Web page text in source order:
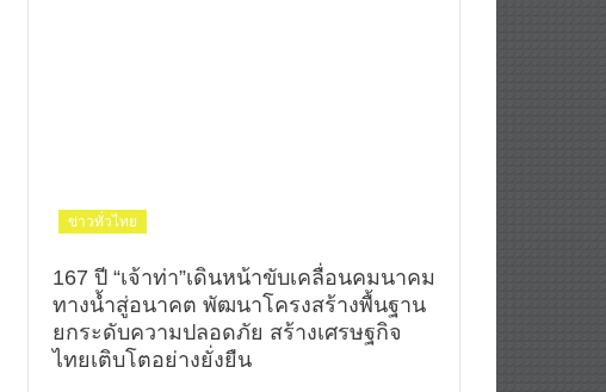
ข่าวทั่วไทย
167 ปี “เจ้าท่า”เดินหน้าขับเคลื่อนคมนาคม
ทางน้ำสู่อนาคต พัฒนาโครงสร้างพื้นฐาน
ยกระดับความปลอดภัย สร้างเศรษฐกิจ
ไทยเติบโตอย่างยั่งยืน